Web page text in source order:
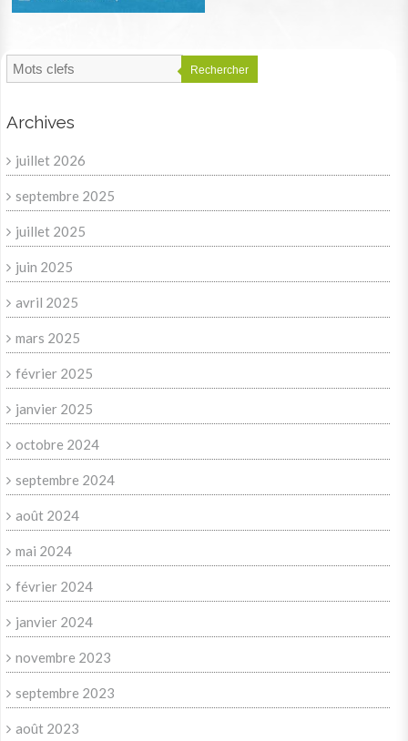
Rechercher
Archives
juillet 2026
septembre 2025
juillet 2025
juin 2025
avril 2025
mars 2025
février 2025
janvier 2025
octobre 2024
septembre 2024
août 2024
mai 2024
février 2024
janvier 2024
novembre 2023
septembre 2023
août 2023